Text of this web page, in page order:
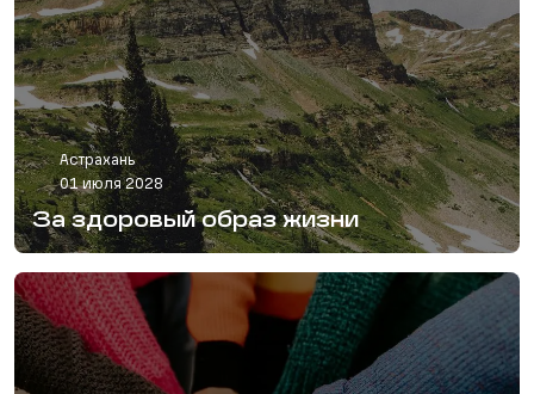
Астрахань
01 июля 2028
За здоровый образ жизни